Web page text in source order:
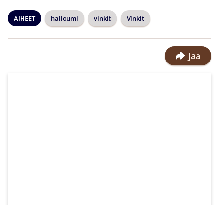
AIHEET halloumi vinkit Vinkit
Jaa